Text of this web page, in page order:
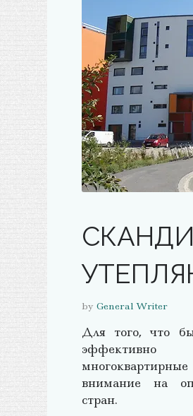
by General Writer
Для того, что
внимание на
стран.